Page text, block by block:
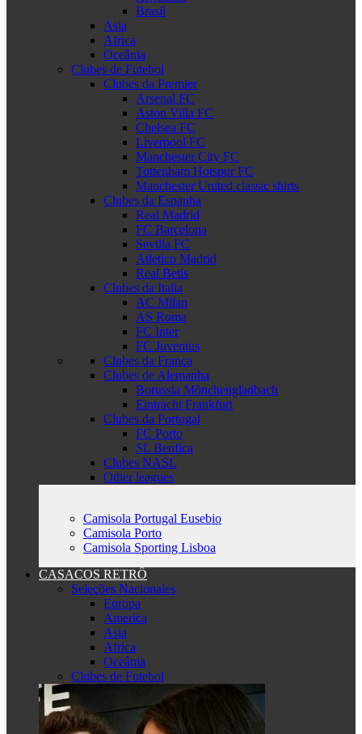
Brasil
Asia
Africa
Oceânia
Clubes de Futebol
Clubes da Premier
Arsenal FC
Aston Villa FC
Chelsea FC
Liverpool FC
Manchester City FC
Tottenham Hotspur FC
Manchester United classic shirts
Clubes da Espanha
Real Madrid
FC Barcelona
Sevilla FC
Atletico Madrid
Real Betis
Clubes da Italia
AC Milan
AS Roma
FC Inter
FC Juventus
Clubes da França
Clubes de Alemanha
Borussia Mönchengladbach
Eintracht Frankfurt
Clubes da Portugal
FC Porto
SL Benfica
Clubes NASL
Other leagues
Camisola Portugal Eusebio
Camisola Porto
Camisola Sporting Lisboa
CASACOS RETRÔ
Seleções Nacionales
Europa
America
Asia
Africa
Oceânia
Clubes de Futebol